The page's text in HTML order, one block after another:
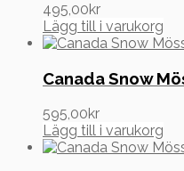
495,00kr
Lägg till i varukorg
Canada Snow
595,00kr
Lägg till i varukorg